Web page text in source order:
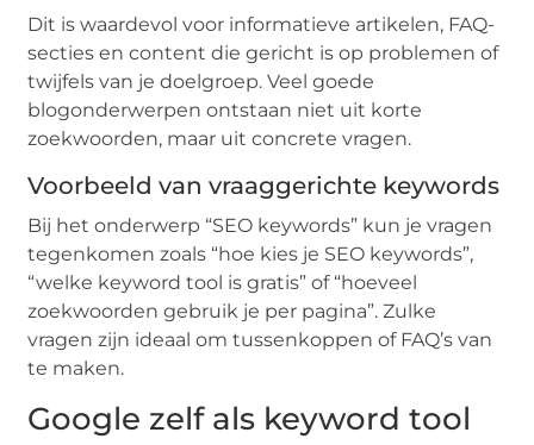
Dit is waardevol voor informatieve artikelen, FAQ-
secties en content die gericht is op problemen of
twijfels van je doelgroep. Veel goede
blogonderwerpen ontstaan niet uit korte
zoekwoorden, maar uit concrete vragen.
Voorbeeld van vraaggerichte keywords
Bij het onderwerp “SEO keywords” kun je vragen
tegenkomen zoals “hoe kies je SEO keywords”,
“welke keyword tool is gratis” of “hoeveel
zoekwoorden gebruik je per pagina”. Zulke
vragen zijn ideaal om tussenkoppen of FAQ’s van
te maken.
Google zelf als keyword tool